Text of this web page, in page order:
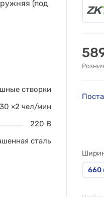
660
(под
створки
30 ×2 чел/мин
220 В
сталь